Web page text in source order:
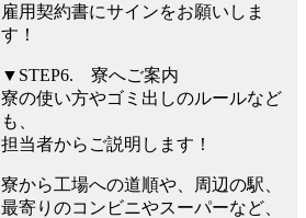
雇用契約書にサインをお願いしま
す！
▼STEP6. 寮へご案内
寮の使い方やゴミ出しのルールなど
も、
担当者からご説明します！
寮から工場への道順や、周辺の駅、
最寄りのコンビニやスーパーなど、